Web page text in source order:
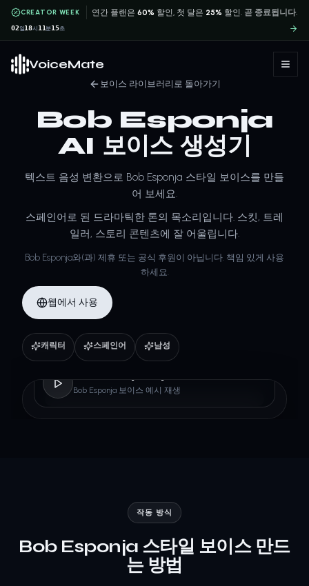
CREATOR WEEK 연간 플랜은60% 할인, 첫 달은 25% 할인. 곧 종료됩니다.
02일 18시 11분15초
VoiceMate
보이스 라이브러리로 돌아가기
Bob Esponja
AI 보이스 생성기
텍스트 음성 변환으로 Bob Esponja 스타일 보이스를 만들
어 보세요.
스페인어로 된 드라마틱한 톤의 목소리입니다. 스킷, 트레
일러, 스토리 콘텐츠에 잘 어울립니다.
Bob Esponja와(과) 제휴 또는 공식 후원이 아닙니다. 책임 있게 사용
하세요.
웹에서 사용
캐릭터 스페인어 남성
Bob Esponja 보이스 예시 재생
작동 방식
Bob Esponja 스타일 보이스 만드
는 방법